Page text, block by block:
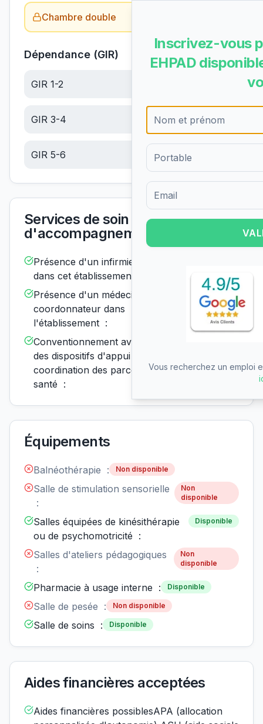
Chambre double
Dépendance (GIR)
GIR 1-2
GIR 3-4 14.28€/jour
GIR 5-6 6.05
Services de soin et
d'accompagnement
Présence d'un infirmier de nuit
dans cet établissement :
Présence d'un médecin
coordonnateur dans
l'établissement :
Disponible
Conventionnement avec un ou
des dispositifs d'appui à la
coordination des parcours de
santé :
Équipements
Balnéothérapie : Non disponible
Salle de stimulation sensorielle
:
Non
disponible
Salles équipées de kinésithérapie
ou de psychomotricité :
Disponible
Salles d'ateliers pédagogiques
:
Non
disponible
Pharmacie à usage interne : Disponible
Salle de pesée : Non disponible
Salle de soins : Disponible
Aides financières acceptées
Aides financières possiblesAPA (allocation
Inscrivez-vous
EHPAD
Formulaire d'inscription pour
Vous recherchez un emploi